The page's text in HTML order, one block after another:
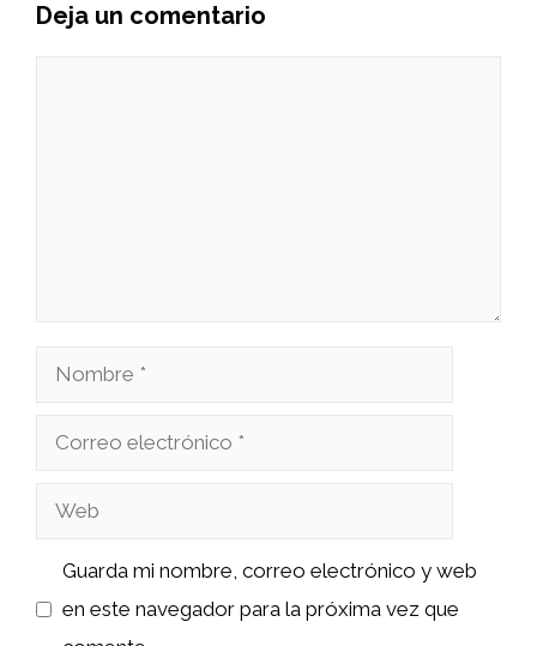
Deja un comentario
Nombre
Correo
Web
Guarda mi nombre, correo electrónico y web
en este navegador para la próxima vez que